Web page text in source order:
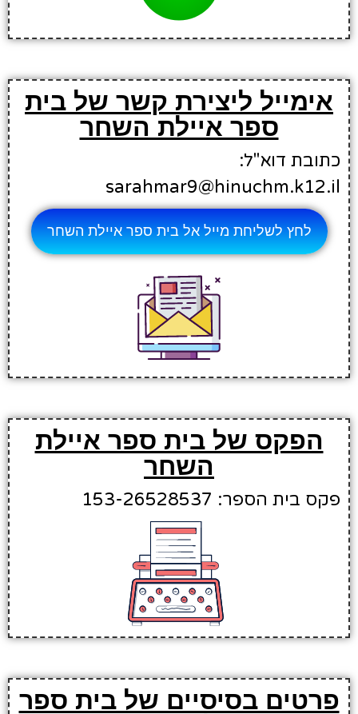
אימייל ליצירת קשר של בית
ספר איילת השחר
כתובת דוא"ל:
sarahmar9@hinuchm.k12.il
לחץ לשליחת מייל אל בית ספר איילת השחר
הפקס של בית ספר איילת
השחר
פקס בית הספר: 153-26528537
פרטים בסיסיים של בית ספר